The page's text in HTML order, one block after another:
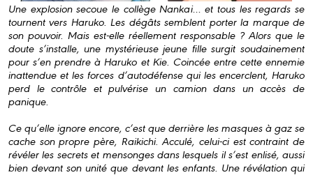
Une explosion secoue le collège Nankai… et tous les regards se
tournent vers Haruko. Les dégâts semblent porter la marque de
son pouvoir. Mais est-elle réellement responsable ? Alors que le
doute s’installe, une mystérieuse jeune fille surgit soudainement
pour s’en prendre à Haruko et Kie. Coincée entre cette ennemie
inattendue et les forces d’autodéfense qui les encerclent, Haruko
perd le contrôle et pulvérise un camion dans un accès de
panique.
Ce qu’elle ignore encore, c’est que derrière les masques à gaz se
cache son propre père, Raikichi. Acculé, celui-ci est contraint de
révéler les secrets et mensonges dans lesquels il s’est enlisé, aussi
bien devant son unité que devant les enfants. Une révélation qui